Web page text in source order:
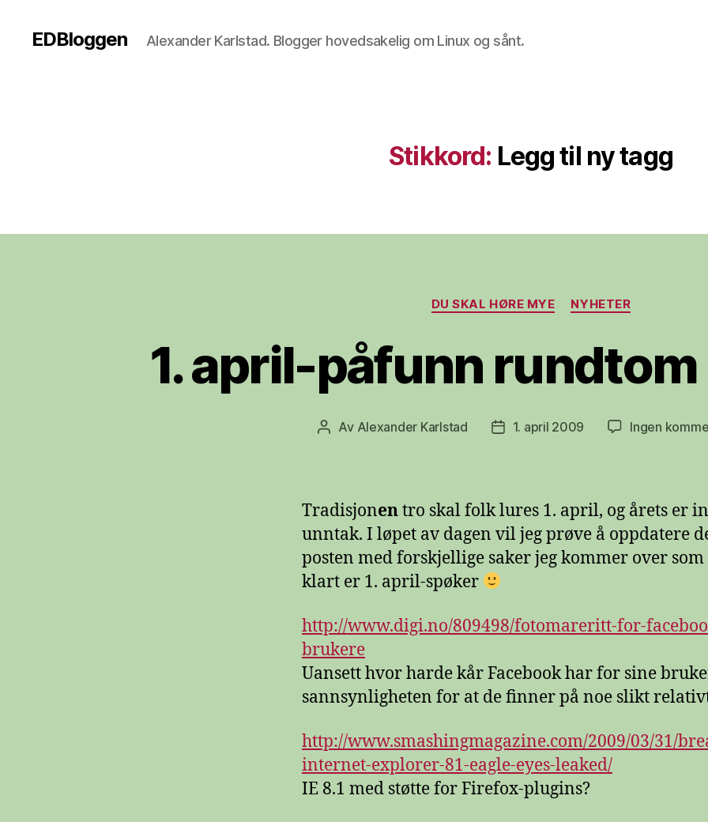
EDBloggen Alexander Karlstad. Blogger hovedsakelig om Linux og sånt.
Stikkord: Legg til ny tagg
Kategorier
DU SKAL HØRE MYE NYHETER
1. april-påfunn rundtom
Innleggsforfatter
Av Alexander Karlstad Publiseringsdato
1. april 2009 Ingen
Tradisjonentro skal folk lures 1. april, og årets er
unntak. I løpet av dagen vil jeg prøve å oppdatere
posten med forskjellige saker jeg kommer over
klart er 1. april-spøker
http://www.digi.no/809498/fotomareritt-for-
brukere
Uansett hvor harde kår Facebook har for sine
sannsynligheten for at de finner på noe slikt
http://www.smashingmagazine.com/2009/03/31/
internet-explorer-81-eagle-eyes-leaked/
IE 8.1 med støtte for Firefox-plugins?